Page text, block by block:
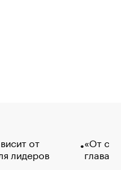
от
лидеров
«От
глава